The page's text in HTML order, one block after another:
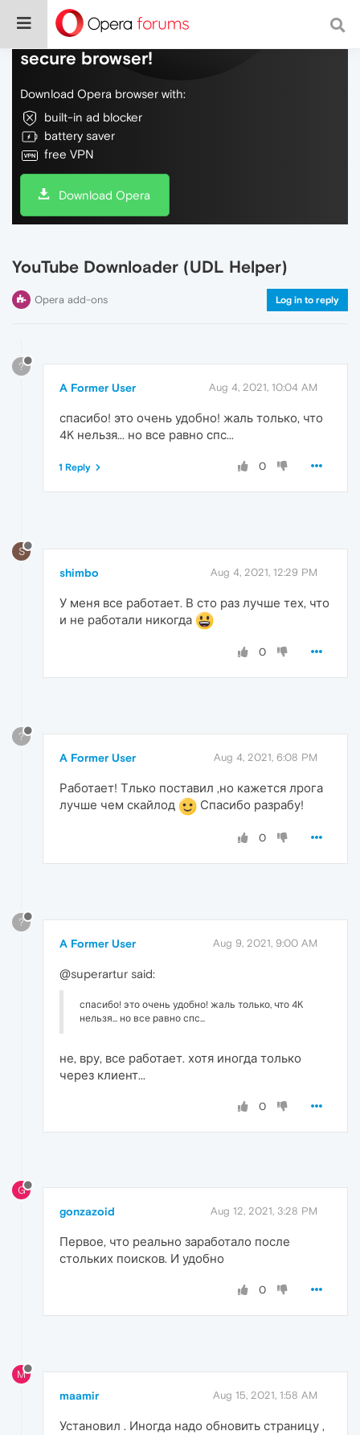
Do more on the web, with a fast and
secure browser!
Download Opera browser with:
built-in ad blocker
battery saver
free VPN
Download Opera
YouTube Downloader (UDL Helper)
Opera add-ons Log in to reply
?
A Former User Aug 4, 2021, 10:04 AM
спасибо! это очень удобно! жаль только, что
4K нельзя... но все равно спс...
0
1 Reply
S
shimbo Aug 4, 2021, 12:29 PM
У меня все работает. В сто раз лучше тех, что
и не работали никогда
0
?
A Former User Aug 4, 2021, 6:08 PM
Работает! Тлько поставил ,но кажется лрога
лучше чем скайлод
Спасибо разрабу!
0
?
A Former User Aug 9, 2021, 9:00 AM
@superartur said:
спасибо! это очень удобно! жаль только, что 4K
нельзя... но все равно спс...
не, вру, все работает. хотя иногда только
через клиент...
0
G
gonzazoid Aug 12, 2021, 3:28 PM
Первое, что реально заработало после
стольких поисков. И удобно
0
M
maamir Aug 15, 2021, 1:58 AM
Установил . Иногда надо обновить страницу ,